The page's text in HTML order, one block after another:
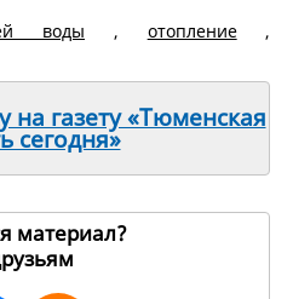
воды , отопление,
газету «Тюменская
сегодня»
материал?